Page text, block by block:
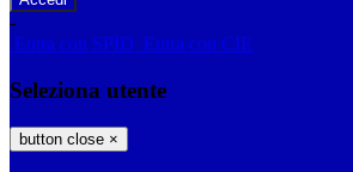
-
Entra con SPID Entra con CIE
Seleziona utente
button close ×